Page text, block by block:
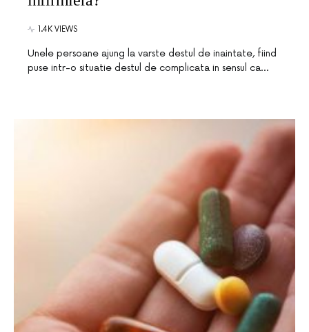
1.4K VIEWS
Unele persoane ajung la varste destul de inaintate, fiind
puse intr-o situatie destul de complicata in sensul ca…